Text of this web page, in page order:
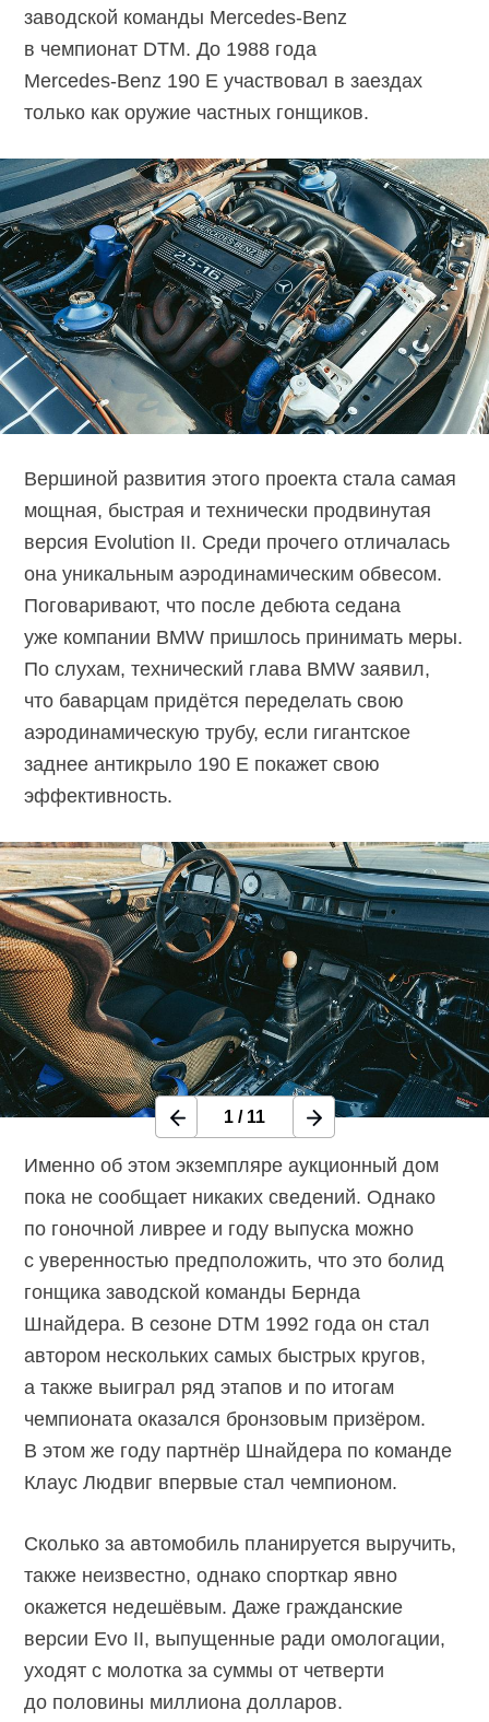
заводской команды Mercedes-Benz
в чемпионат DTM. До 1988 года
Mercedes-Benz 190 E участвовал в заездах
только как оружие частных гонщиков.
Вершиной развития этого проекта стала самая
мощная, быстрая и технически продвинутая
версия Evolution II. Среди прочего отличалась
она уникальным аэродинамическим обвесом.
Поговаривают, что после дебюта седана
уже компании BMW пришлось принимать меры.
По слухам, технический глава BMW заявил,
что баварцам придётся переделать свою
аэродинамическую трубу, если гигантское
заднее антикрыло 190 E покажет свою
эффективность.
1 / 11
Именно об этом экземпляре аукционный дом
пока не сообщает никаких сведений. Однако
по гоночной ливрее и году выпуска можно
с уверенностью предположить, что это болид
гонщика заводской команды Бернда
Шнайдера. В сезоне DTM 1992 года он стал
автором нескольких самых быстрых кругов,
а также выиграл ряд этапов и по итогам
чемпионата оказался бронзовым призёром.
В этом же году партнёр Шнайдера по команде
Клаус Людвиг впервые стал чемпионом.
Сколько за автомобиль планируется выручить,
также неизвестно, однако спорткар явно
окажется недешёвым. Даже гражданские
версии Evo II, выпущенные ради омологации,
уходят с молотка за суммы от четверти
до половины миллиона долларов.